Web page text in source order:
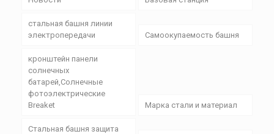
стальная башня линии
электропередачи
Самоокупаемость башня
кронштейн панели
солнечных
батарей,Солнечные
фотоэлектрические
Breaket
Марка стали и материал
Стальная башня защита